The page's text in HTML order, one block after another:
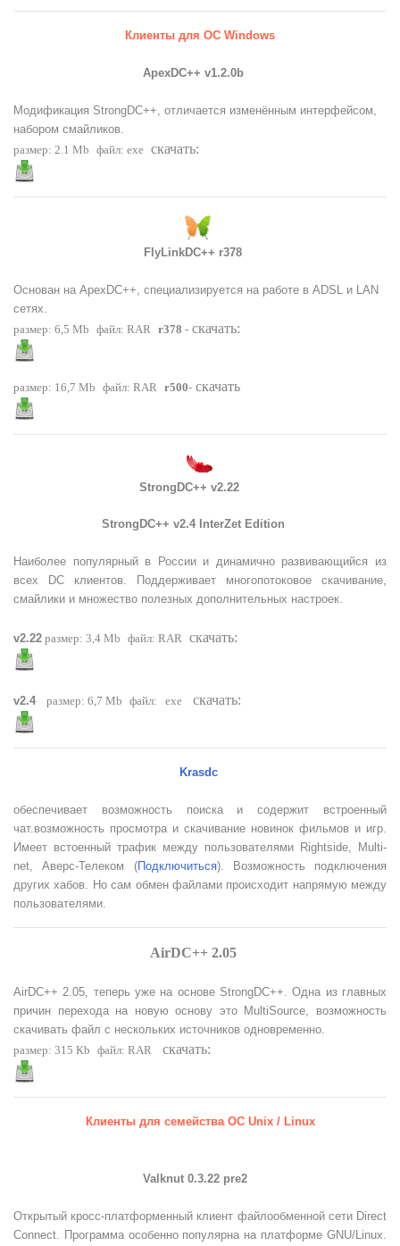
Клиенты для ОС Windows
ApexDC++ v1.2.0b
Модификация StrongDC++, отличается изменённым интерфейсом,
набором смайликов.
размер: 2.1 Mb файл: exe скачать:
FlyLinkDC++ r378
Основан на ApexDC++, специализируется на работе в ADSL и LAN
сетях.
размер: 6,5 Mb файл: RAR r378 - скачать:
размер: 16,7 Mb файл: RAR r500- скачать
StrongDC++ v2.22
StrongDC++ v2.4 InterZet Edition
Наиболее популярный в России и динамично развивающийся из
всех DC клиентов. Поддерживает многопотоковое скачивание,
смайлики и множество полезных дополнительных настроек.
v2.22 размер: 3,4 Mb файл: RAR скачать:
v2.4 размер: 6,7 Mb файл: exe скачать:
Krasdc
обеспечивает возможность поиска и содержит встроенный
чат.возможность просмотра и скачивание новинок фильмов и игр.
Имеет встоенный трафик между пользователями Rightside, Multi-
net, Аверс-Телеком (Подключиться). Возможность подключения
других хабов. Но сам обмен файлами происходит напрямую между
пользователями.
AirDC++ 2.05
AirDC++ 2.05, теперь уже на основе StrongDC++. Одна из главных
причин перехода на новую основу это MultiSource, возможность
скачивать файл с нескольких источников одновременно.
размер: 315 Кb файл: RAR скачать:
Клиенты для семейства ОС Unix / Linux
Valknut 0.3.22 pre2
Открытый кросс-платформенный клиент файлообменной сети Direct
Connect. Программа особенно популярна на платформе GNU/Linux.